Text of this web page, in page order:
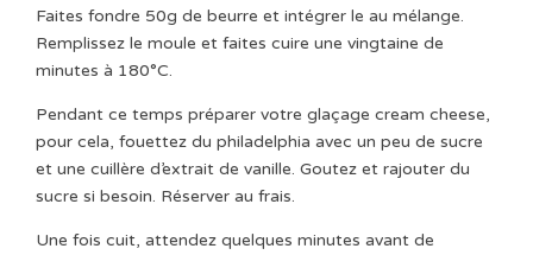
Faites fondre 50g de beurre et intégrer le au mélange.
Remplissez le moule et faites cuire une vingtaine de
minutes à 180°C.
Pendant ce temps préparer votre glaçage cream cheese,
pour cela, fouettez du philadelphia avec un peu de sucre
et une cuillère d’extrait de vanille. Goutez et rajouter du
sucre si besoin. Réserver au frais.
Une fois cuit, attendez quelques minutes avant de